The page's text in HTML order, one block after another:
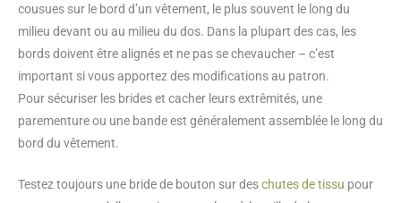
cousues sur le bord d’un vêtement, le plus souvent le long du
milieu devant ou au milieu du dos. Dans la plupart des cas, les
bords doivent être alignés et ne pas se chevaucher – c’est
important si vous apportez des modifications au patron.
Pour sécuriser les brides et cacher leurs extrêmités, une
parementure ou une bande est généralement assemblée le long du
bord du vêtement.
Testez toujours une bride de bouton sur deschutes de tissu pour